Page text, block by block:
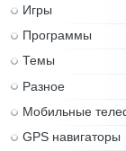
Игры
Программы
Темы
Разное
Мобильные
GPS навигаторы